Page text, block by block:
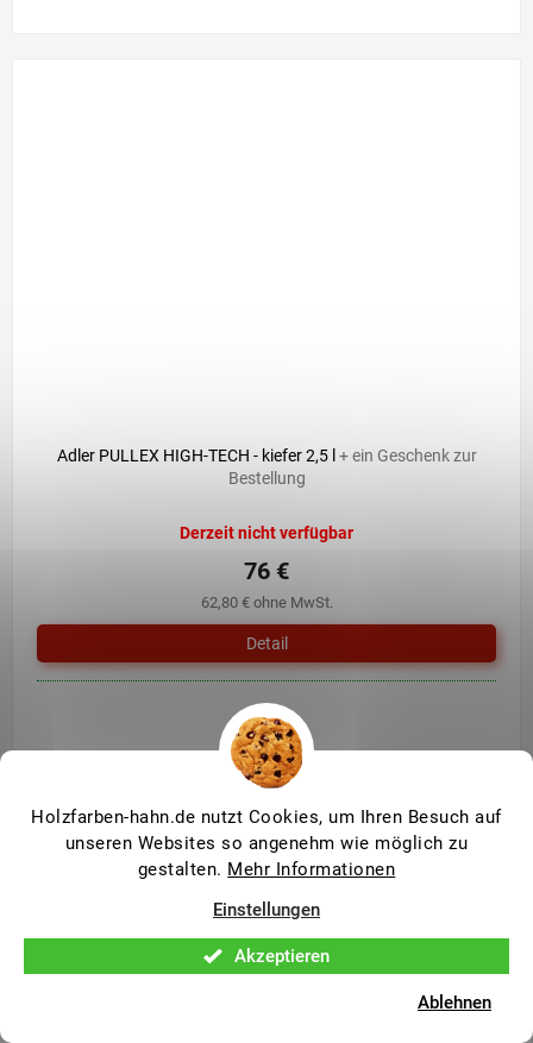
Holzfarben-hahn.de nutzt Cookies, um Ihren Besuch auf
unseren Websites so angenehm wie möglich zu
gestalten. Mehr Informationen
Einstellungen
Ablehnen
Akzeptieren
Adler PULLEX HIGH-TECH - kiefer 2,5 l + ein Geschenk zur
Bestellung
Derzeit nicht verfügbar
62,80 € ohne MwSt.
76 €
Detail
S
t
u
e
r
e
22 Artikel insgesamt
Instagram